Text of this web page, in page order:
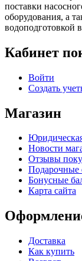
поставки
оборудования, а
Кабинет
Войти
Создать
Магазин
Новости
Отзывы
Подарочные
Бонусные
Карта сайта
Доставка
Как купить